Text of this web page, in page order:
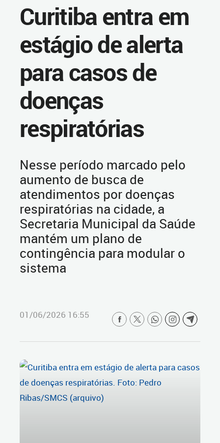
Curitiba entra em
estágio de alerta
para casos de
doenças
respiratórias
Nesse período marcado pelo
aumento de busca de
atendimentos por doenças
respiratórias na cidade, a
Secretaria Municipal da Saúde
mantém um plano de
contingência para modular o
sistema
01/06/2026 16:55